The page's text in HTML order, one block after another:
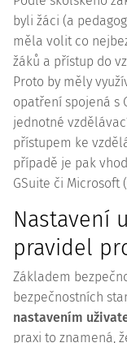
byli žáci (a
měla volit co
žáků a přístup do
Proto by měly
opatření spojená s
jednotné
přístupem ke
případě je pak
GSuite či Microsoft
Nastavení
pravidel
Základem
bezpečnostních
nastavením
praxi to znamená,